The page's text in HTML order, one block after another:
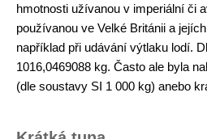
hmotnosti užívanou v imperiální či
používanou ve Velké Británii a
například při udávání výtlaku lodí.
1016,0469088 kg. Často ale byla
(dle soustavy SI 1 000 kg) anebo